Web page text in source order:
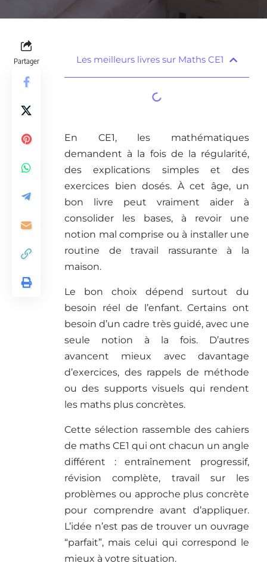
Partager Les meilleurs livres sur Maths CE1
En CE1, les mathématiques
demandent à la fois de la régularité,
des explications simples et des
exercices bien dosés. À cet âge, un
bon livre peut vraiment aider à
consolider les bases, à revoir une
notion mal comprise ou à installer une
routine de travail rassurante à la
maison.
Le bon choix dépend surtout du
besoin réel de l’enfant. Certains ont
besoin d’un cadre très guidé, avec une
seule notion à la fois. D’autres
avancent mieux avec davantage
d’exercices, des rappels de méthode
ou des supports visuels qui rendent
les maths plus concrètes.
Cette sélection rassemble des cahiers
de maths CE1 qui ont chacun un angle
différent : entraînement progressif,
révision complète, travail sur les
problèmes ou approche plus concrète
pour comprendre avant d’appliquer.
L’idée n’est pas de trouver un ouvrage
“parfait”, mais celui qui correspond le
mieux à votre situation.